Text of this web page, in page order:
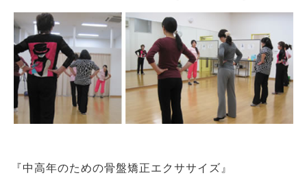
『中高年のための骨盤矯正エクササイズ』